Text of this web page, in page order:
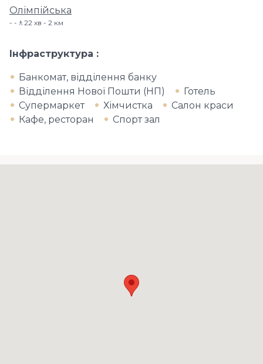
Олімпійська
-🚶22 хв - 2 км
Інфраструктура
Банкомат, відділення банку
Відділення Нової Пошти (НП)
Готель
Супермаркет
Хімчистка
Салон краси
Кафе, ресторан
Спорт зал